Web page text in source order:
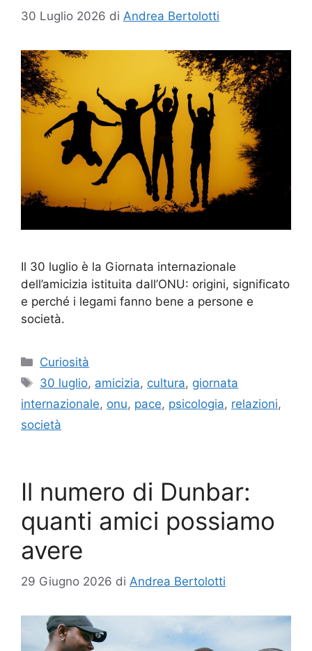
30 Luglio 2026 di Andrea Bertolotti
Il 30 luglio è la Giornata internazionale
dell’amicizia istituita dall’ONU: origini, significato
e perché i legami fanno bene a persone e
società.
Categorie
Curiosità
Tag
30 luglio, amicizia, cultura, giornata
internazionale, onu, pace, psicologia, relazioni,
società
Il numero di Dunbar:
quanti amici possiamo
avere
29 Giugno 2026 di Andrea Bertolotti